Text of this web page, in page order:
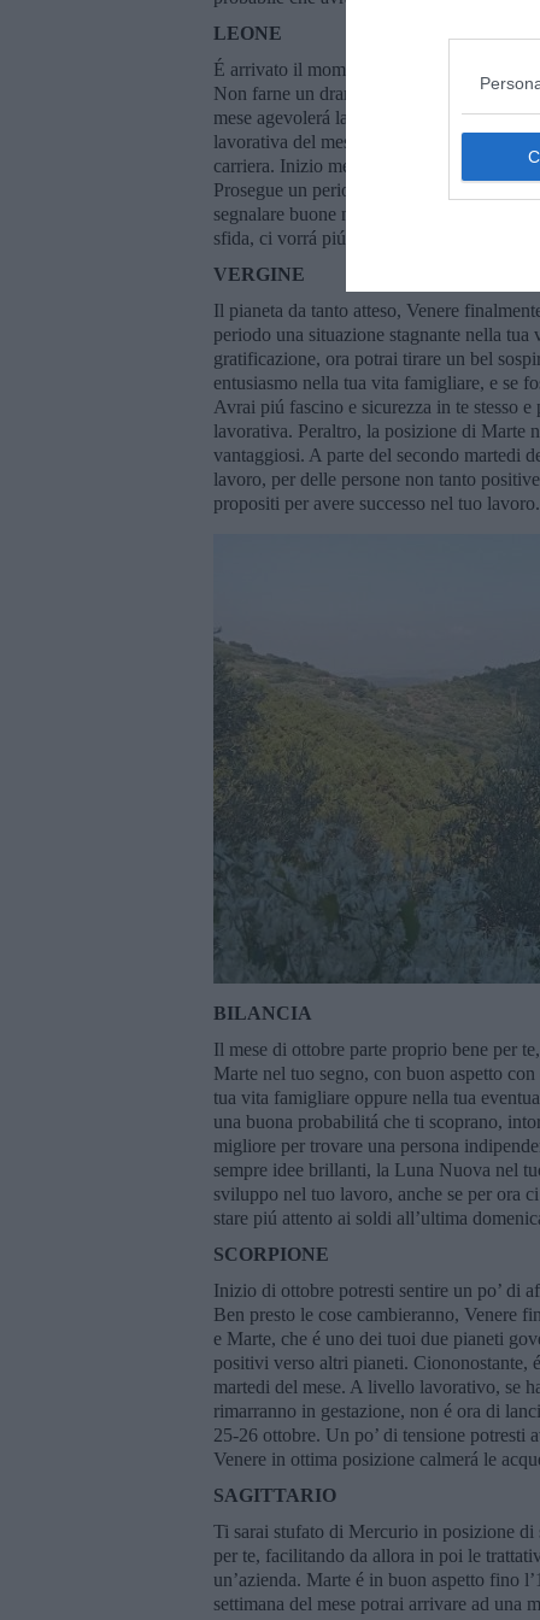
LEONE
É arrivato il momento, quando devi
Non farne un dramma, ci sono tanti altri
mese agevolerá la tua vita lavorativa e
lavorativa del mese fino al penultimo
carriera. Inizio mese potrebbero esserci
Prosegue un periodo piú buono dal punto
segnalare buone notizie in arrivo. L’ultima
sfida, ci vorrá piú accortezza.
VERGINE
Il pianeta da tanto atteso, Venere
periodo una situazione stagnante nella
gratificazione, ora potrai tirare un bel
entusiasmo nella tua vita famigliare, e se
Avrai piú fascino e sicurezza in te stesso
lavorativa. Peraltro, la posizione di Marte
vantaggiosi. A parte del secondo martedi
lavoro, per delle persone non tanto
propositi per avere successo nel tuo lavoro.
BILANCIA
Il mese di ottobre parte proprio bene per
Marte nel tuo segno, con buon aspetto
tua vita famigliare oppure nella tua
una buona probabilitá che ti scoprano,
migliore per trovare una persona
sempre idee brillanti, la Luna Nuova nel
sviluppo nel tuo lavoro, anche se per ora
stare piú attento ai soldi all’ultima
SCORPIONE
Inizio di ottobre potresti sentire un po’ di
Ben presto le cose cambieranno, Venere
e Marte, che é uno dei tuoi due pianeti
positivi verso altri pianeti. Ciononostante,
martedi del mese. A livello lavorativo, se
rimarranno in gestazione, non é ora di
25-26 ottobre. Un po’ di tensione potresti
Venere in ottima posizione calmerá le
SAGITTARIO
Ti sarai stufato di Mercurio in posizione
per te, facilitando da allora in poi le
un’azienda. Marte é in buon aspetto fino
settimana del mese potrai arrivare ad una